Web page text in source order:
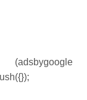
(adsbygoogle